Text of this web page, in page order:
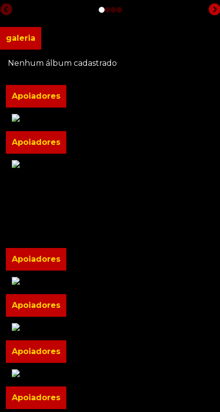
galeria
Nenhum álbum cadastrado
Apoiadores
Apoiadores
Apoiadores
Apoiadores
Apoiadores
Apoiadores